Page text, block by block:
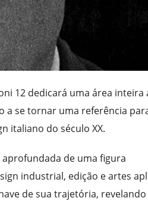
12 dedicará uma área inteira
a se tornar uma referência
italiano do século XX.
de uma figura
industrial, edição e artes
de sua trajetória, revelando